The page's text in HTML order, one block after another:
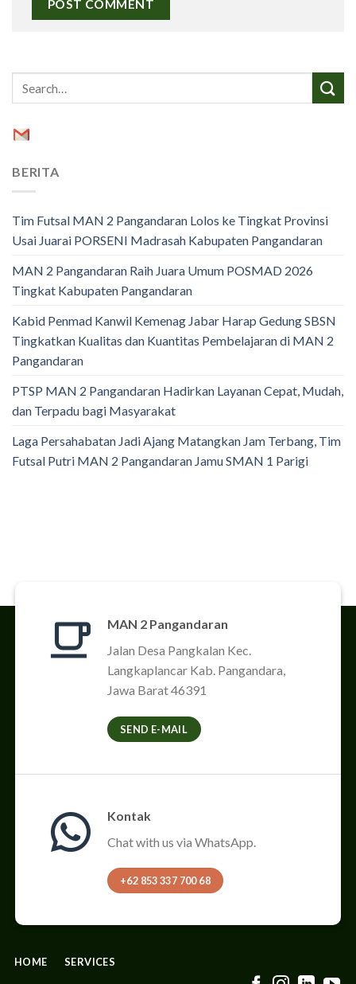
BERITA
Tim Futsal MAN 2 Pangandaran Lolos ke Tingkat Provinsi
Usai Juarai PORSENI Madrasah Kabupaten Pangandaran
MAN 2 Pangandaran Raih Juara Umum POSMAD 2026
Tingkat Kabupaten Pangandaran
Kabid Penmad Kanwil Kemenag Jabar Harap Gedung SBSN
Tingkatkan Kualitas dan Kuantitas Pembelajaran di MAN 2
Pangandaran
PTSP MAN 2 Pangandaran Hadirkan Layanan Cepat, Mudah,
dan Terpadu bagi Masyarakat
Laga Persahabatan Jadi Ajang Matangkan Jam Terbang, Tim
Futsal Putri MAN 2 Pangandaran Jamu SMAN 1 Parigi
MAN 2 Pangandaran
Jalan Desa Pangkalan Kec.
Langkaplancar Kab. Pangandara,
Jawa Barat 46391
SEND E-MAIL
Kontak
Chat with us via WhatsApp.
+62 853 337 700 68
HOME SERVICES